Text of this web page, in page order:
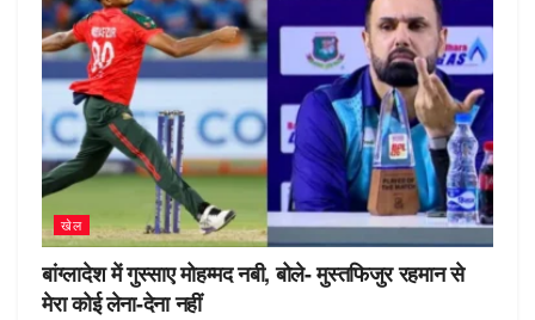
खेल
बांग्लादेश में गुस्साए मोहम्मद नबी, बोले- मुस्तफिजुर रहमान से
मेरा कोई लेना-देना नहीं